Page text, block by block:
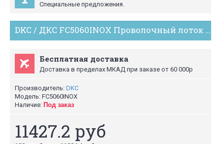
Специальные предложения.
DKC / ДКС FC5060INOX Проволочный лоток 600х50, нержавеющая сталь, длина лотка 3м (цена за 1м) ДКС
Бесплатная доставка
Доставка в пределах МКАД при заказе от 60 000р
Производитель: DKC
Модель: FC5060INOX
Наличие: Под заказ
11427.2 руб